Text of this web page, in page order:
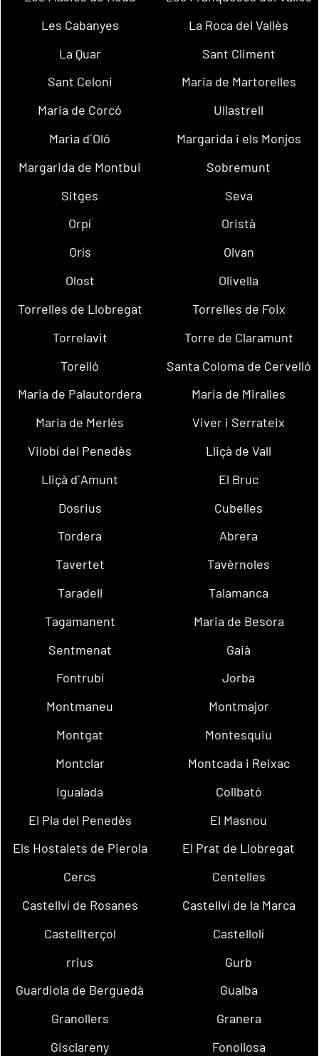
Les Cabanyes
La Roca del Vallès
La Quar
Sant Climent
Sant Celoni
Maria de Martorelles
Maria de Corcó
Ullastrell
Maria d´Oló
Margarida i els Monjos
Margarida de Montbui
Sobremunt
Sitges
Seva
Orpí
Oristà
Orís
Olvan
Olost
Olivella
Torrelles de Llobregat
Torrelles de Foix
Torrelavit
Torre de Claramunt
Torelló
Santa Coloma de Cervelló
Maria de Palautordera
Maria de Miralles
Maria de Merlès
Viver i Serrateix
Vilobí del Penedès
Lliçà de Vall
Lliçà d´Amunt
El Bruc
Dosrius
Cubelles
Tordera
Abrera
Tavertet
Tavèrnoles
Taradell
Talamanca
Tagamanent
Maria de Besora
Sentmenat
Gaià
Fontrubí
Jorba
Montmaneu
Montmajor
Montgat
Montesquiu
Montclar
Montcada i Reixac
Igualada
Collbató
El Pla del Penedès
El Masnou
Els Hostalets de Pierola
El Prat de Llobregat
Cercs
Centelles
Castellví de Rosanes
Castellví de la Marca
Castellterçol
Castellolí
rrius
Gurb
Guardiola de Berguedà
Gualba
Granollers
Granera
Gisclareny
Fonollosa